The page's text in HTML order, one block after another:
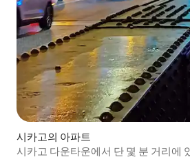
시카고의 아파트
시카고 다운타운에서 단 몇 분 거리에